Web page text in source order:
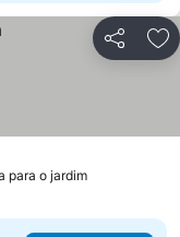
Partilhar
para o jardim